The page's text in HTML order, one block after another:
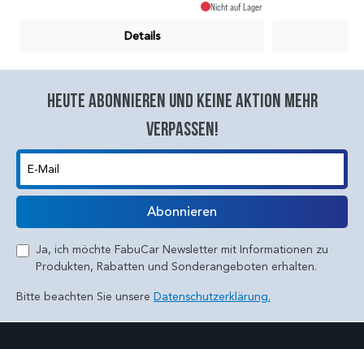
Nicht auf Lager
Details
Heute abonnieren und keine aktion mehr
verpassen!
E-Mail
Abonnieren
Ja, ich möchte FabuCar Newsletter mit Informationen zu
Produkten, Rabatten und Sonderangeboten erhalten.
Bitte beachten Sie unsere Datenschutzerklärung.